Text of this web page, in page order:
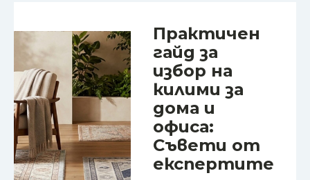
Практичен
гайд за
избор на
килими за
дома и
офиса:
Съвети от
експертите